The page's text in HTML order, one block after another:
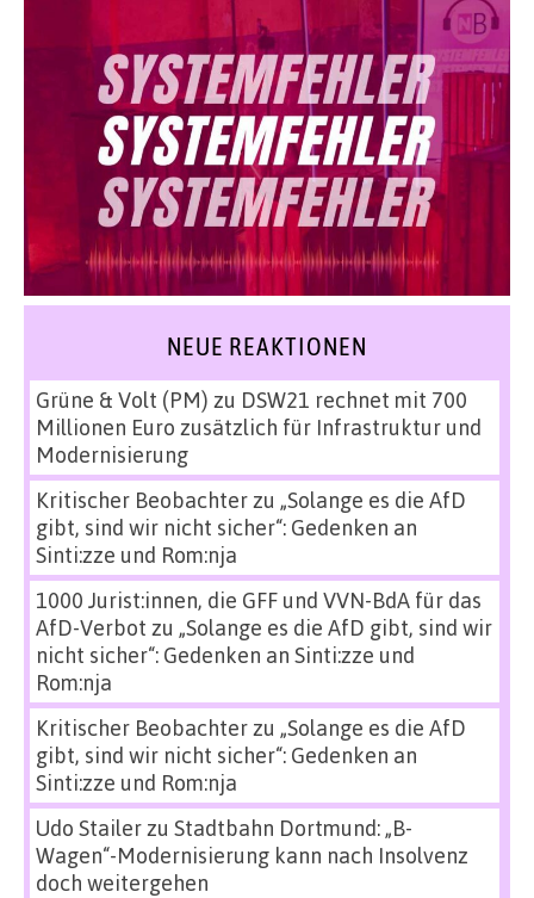
NEUE REAKTIONEN
Grüne & Volt (PM) zu DSW21 rechnet mit 700
Millionen Euro zusätzlich für Infrastruktur und
Modernisierung
Kritischer Beobachterzu „Solange es die AfD
gibt, sind wir nicht sicher“: Gedenken an
Sinti:zze und Rom:nja
1000 Jurist:innen, die GFF und VVN-BdA für das
AfD-Verbot zu „Solange es die AfD gibt, sind wir
nicht sicher“: Gedenken an Sinti:zze und
Rom:nja
Kritischer Beobachterzu „Solange es die AfD
gibt, sind wir nicht sicher“: Gedenken an
Sinti:zze und Rom:nja
Udo Stailerzu Stadtbahn Dortmund: „B-
Wagen“-Modernisierung kann nach Insolvenz
doch weitergehen